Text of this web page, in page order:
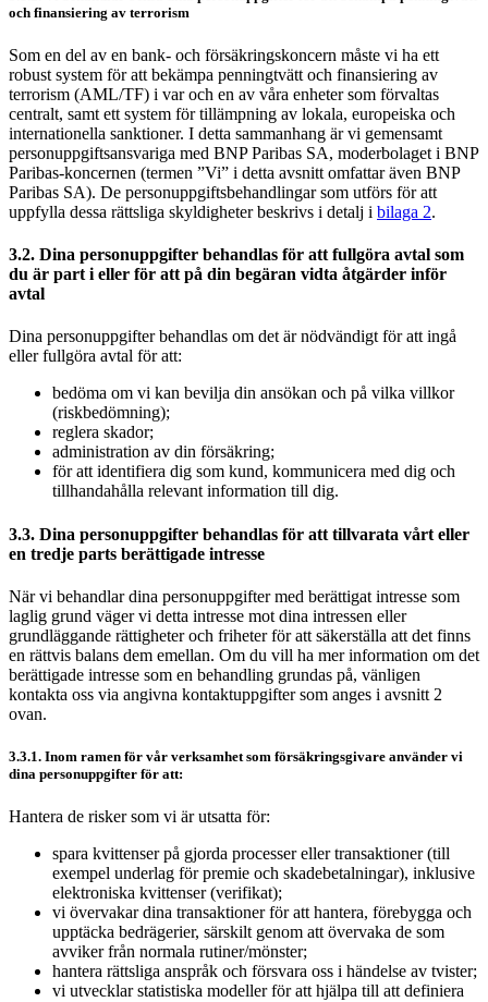
och finansiering av terrorism
Som en del av en bank- och försäkringskoncern måste vi ha ett
robust system för att bekämpa penningtvätt och finansiering av
terrorism (AML/TF) i var och en av våra enheter som förvaltas
centralt, samt ett system för tillämpning av lokala, europeiska och
internationella sanktioner. I detta sammanhang är vi gemensamt
personuppgiftsansvariga med BNP Paribas SA, moderbolaget i BNP
Paribas-koncernen (termen ”Vi” i detta avsnitt omfattar även BNP
Paribas SA). De personuppgiftsbehandlingar som utförs för att
uppfylla dessa rättsliga skyldigheter beskrivs i detalj i bilaga 2.
3.2. Dina personuppgifter behandlas för att fullgöra avtal som
du är part i eller för att på din begäran vidta åtgärder inför
avtal
Dina personuppgifter behandlas om det är nödvändigt för att ingå
eller fullgöra avtal för att:
bedöma om vi kan bevilja din ansökan och på vilka villkor
(riskbedömning);
reglera skador;
administration av din försäkring;
för att identifiera dig som kund, kommunicera med dig och
tillhandahålla relevant information till dig.
3.3. Dina personuppgifter behandlas för att tillvarata vårt eller
en tredje parts berättigade intresse
När vi behandlar dina personuppgifter med berättigat intresse som
laglig grund väger vi detta intresse mot dina intressen eller
grundläggande rättigheter och friheter för att säkerställa att det finns
en rättvis balans dem emellan. Om du vill ha mer information om det
berättigade intresse som en behandling grundas på, vänligen
kontakta oss via angivna kontaktuppgifter som anges i avsnitt 2
ovan.
3.3.1. Inom ramen för vår verksamhet som försäkringsgivare använder vi
dina personuppgifter för att:
Hantera de risker som vi är utsatta för:
spara kvittenser på gjorda processer eller transaktioner (till
exempel underlag för premie och skadebetalningar), inklusive
elektroniska kvittenser (verifikat);
vi övervakar dina transaktioner för att hantera, förebygga och
upptäcka bedrägerier, särskilt genom att övervaka de som
avviker från normala rutiner/mönster;
hantera rättsliga anspråk och försvara oss i händelse av tvister;
vi utvecklar statistiska modeller för att hjälpa till att definiera